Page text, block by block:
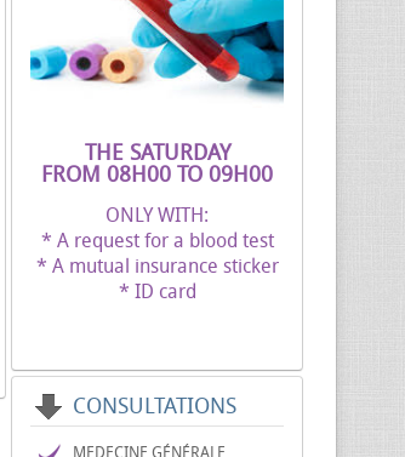
THE SATURDAY
FROM 08H00 TO 09H00
ONLY WITH:
* A request for a blood test
* A mutual insurance sticker
* ID card
CONSULTATIONS
MEDECINE GÉNÉRALE